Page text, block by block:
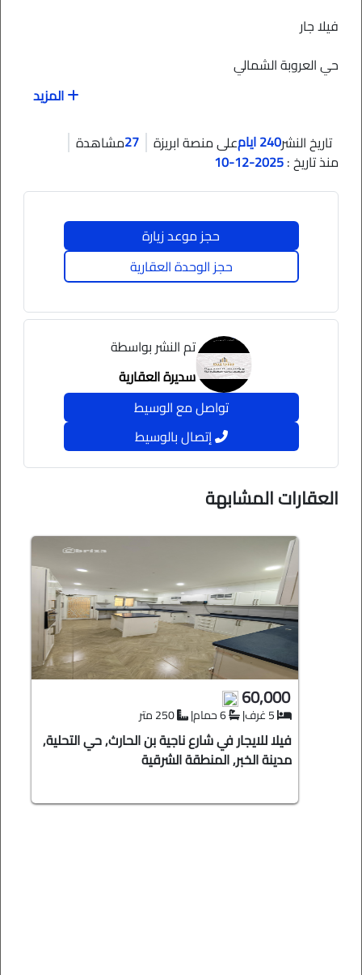
فيلا جار
حي العروبة الشمالي
فله منفصله مساحتها 375 من ثلاث ادوار الدور الاول مجلس
ومقلط وصاله ومجلس حريم ومطبخ ودورتين مياه
الدور الثاني 4 غرف نوم غرفتين ماستر وصاله
المزيد
تاريخ النشر240 ايام على منصة ابريزة 27مشاهدة
منذ تاريخ :2025-12-10
حجز موعد زيارة
حجز الوحدة العقارية
تم النشر بواسطة
سديرة العقارية
تواصل مع الوسيط
إتصال بالوسيط
العقارات المشابهة
60,000
|
|
فيلا للايجار في شارع ناجية بن الحارث, حي التحلية,
مدينة الخبر, المنطقة الشرقية